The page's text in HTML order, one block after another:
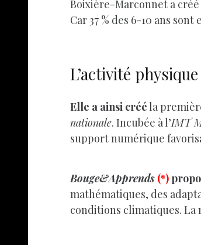
Boixière-Marconnet a
Car 37 % des 6-10 ans
L’activité
Elle a ainsi crééla
nationale. Incubée à l’IMT
support numérique
Bouge&Apprends (*)
mathématiques, des
conditions climatiques. La